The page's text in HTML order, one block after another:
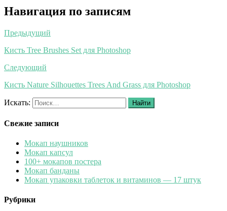
Навигация по записям
Предыдущий
Кисть Tree Brushes Set для Photoshop
Следующий
Кисть Nature Silhouettes Trees And Grass для Photoshop
Искать: Найти
Свежие записи
Мокап наушников
Мокап капсул
100+ мокапов постера
Мокап банданы
Мокап упаковки таблеток и витаминов — 17 штук
Рубрики